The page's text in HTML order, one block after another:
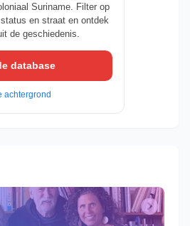
Suriname. Filter op
en straat en ontdek
de geschiedenis.
database
achtergrond